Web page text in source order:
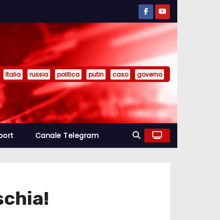
Italia russia politica putin caso governo
Canale Telegram